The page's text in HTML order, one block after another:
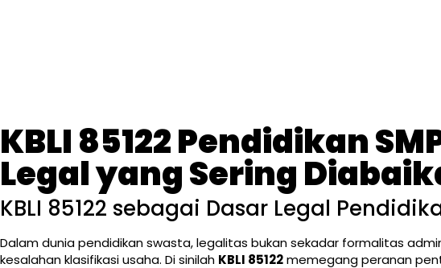
KBLI 85122 Pendidikan
Legal yang Sering
KBLI 85122 sebagai Dasar Legal
Dalam dunia pendidikan swasta, legalitas bukan sekadar formalitas
kesalahan klasifikasi usaha. Di sinilah KBLI 85122memegang peranan